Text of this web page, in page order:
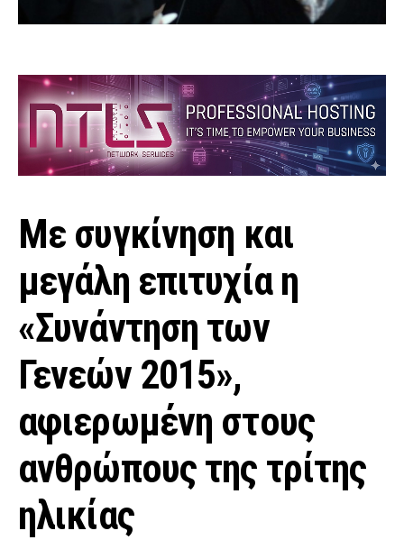
Με συγκίνηση και
μεγάλη επιτυχία η
«Συνάντηση των
Γενεών 2015»,
αφιερωμένη στους
ανθρώπους της τρίτης
ηλικίας